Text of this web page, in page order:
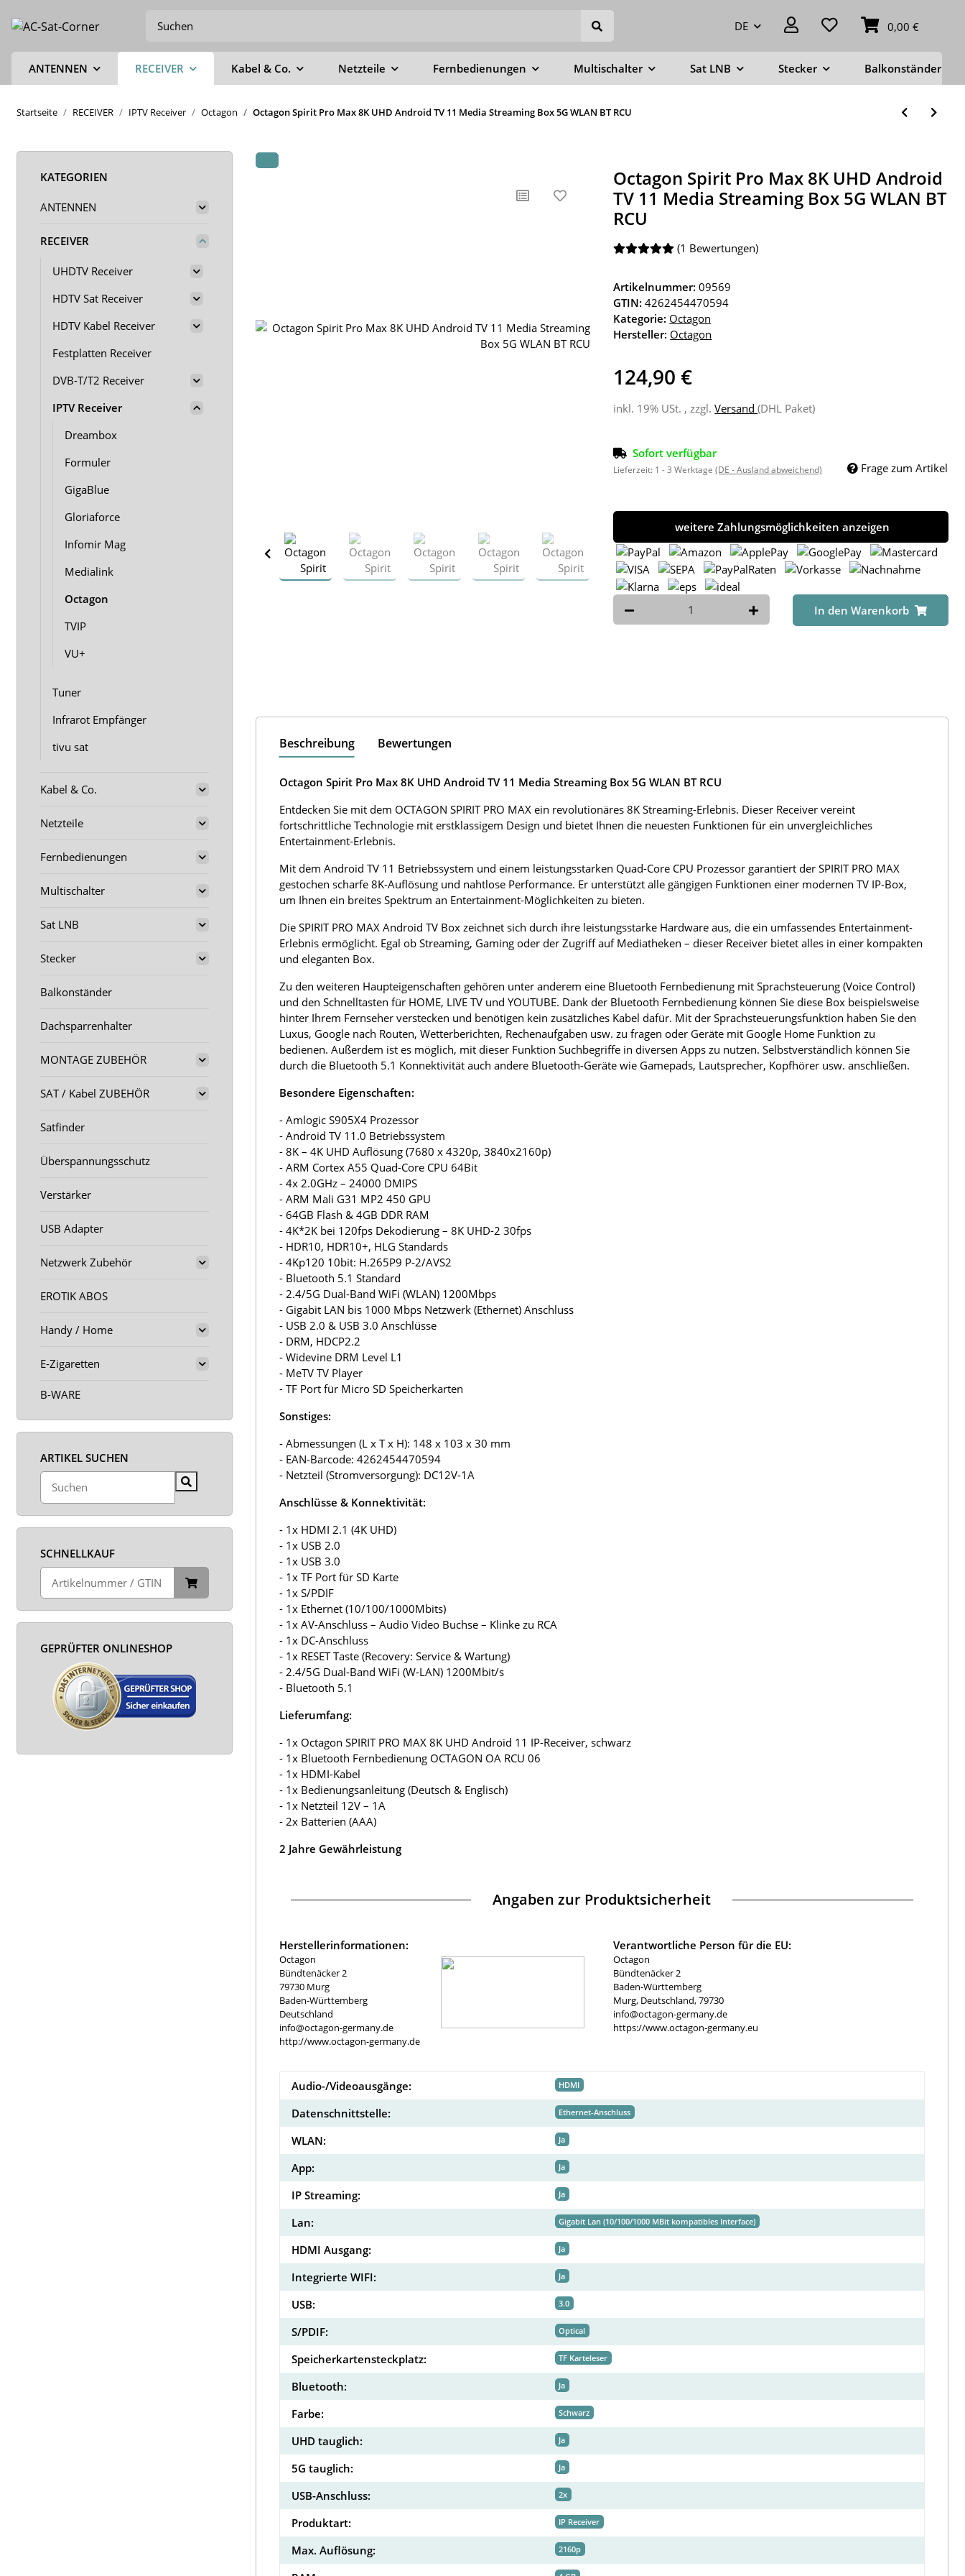
DE 0,00 €
ANTENNEN RECEIVER Kabel & Co. Netzteile Fernbedienungen Multischalter Sat LNB Stecker Balkonständer
Startseite RECEIVER IPTV Receiver Octagon Octagon Spirit Pro Max 8K UHD Android TV 11 Media Streaming Box 5G WLAN BT RCU
Octagon Spirit Pro Max 8K UHD Android
TV 11 Media Streaming Box 5G WLAN BT
RCU
(1 Bewertungen)
Artikelnummer:09569
GTIN: 4262454470594
Kategorie: Octagon
Hersteller: Octagon
124,90 €
inkl. 19% USt. , zzgl.Versand(DHL Paket)
Sofort verfügbar
Lieferzeit: 1 - 3 Werktage(DE - Ausland abweichend) Frage zum Artikel
weitere Zahlungsmöglichkeiten anzeigen
In den Warenkorb
Beschreibung Bewertungen
Octagon Spirit Pro Max 8K UHD Android TV 11 Media Streaming Box 5G WLAN BT RCU
Entdecken Sie mit dem OCTAGON SPIRIT PRO MAX ein revolutionäres 8K Streaming-Erlebnis. Dieser Receiver vereint
fortschrittliche Technologie mit erstklassigem Design und bietet Ihnen die neuesten Funktionen für ein unvergleichliches
Entertainment-Erlebnis.
Mit dem Android TV 11 Betriebssystem und einem leistungsstarken Quad-Core CPU Prozessor garantiert der SPIRIT PRO MAX
gestochen scharfe 8K-Auflösung und nahtlose Performance. Er unterstützt alle gängigen Funktionen einer modernen TV IP-Box,
um Ihnen ein breites Spektrum an Entertainment-Möglichkeiten zu bieten.
Die SPIRIT PRO MAX Android TV Box zeichnet sich durch ihre leistungsstarke Hardware aus, die ein umfassendes Entertainment-
Erlebnis ermöglicht. Egal ob Streaming, Gaming oder der Zugriff auf Mediatheken – dieser Receiver bietet alles in einer kompakten
und eleganten Box.
Zu den weiteren Haupteigenschaften gehören unter anderem eine Bluetooth Fernbedienung mit Sprachsteuerung (Voice Control)
und den Schnelltasten für HOME, LIVE TV und YOUTUBE. Dank der Bluetooth Fernbedienung können Sie diese Box beispielsweise
hinter Ihrem Fernseher verstecken und benötigen kein zusätzliches Kabel dafür. Mit der Sprachsteuerungsfunktion haben Sie den
Luxus, Google nach Routen, Wetterberichten, Rechenaufgaben usw. zu fragen oder Geräte mit Google Home Funktion zu
bedienen. Außerdem ist es möglich, mit dieser Funktion Suchbegriffe in diversen Apps zu nutzen. Selbstverständlich können Sie
durch die Bluetooth 5.1 Konnektivität auch andere Bluetooth-Geräte wie Gamepads, Lautsprecher, Kopfhörer usw. anschließen.
Besondere Eigenschaften:
- Amlogic S905X4 Prozessor
- Android TV 11.0 Betriebssystem
- 8K – 4K UHD Auflösung (7680 x 4320p, 3840x2160p)
- ARM Cortex A55 Quad-Core CPU 64Bit
- 4x 2.0GHz – 24000 DMIPS
- ARM Mali G31 MP2 450 GPU
- 64GB Flash & 4GB DDR RAM
- 4K*2K bei 120fps Dekodierung – 8K UHD-2 30fps
- HDR10, HDR10+, HLG Standards
- 4Kp120 10bit: H.265P9 P-2/AVS2
- Bluetooth 5.1 Standard
- 2.4/5G Dual-Band WiFi (WLAN) 1200Mbps
- Gigabit LAN bis 1000 Mbps Netzwerk (Ethernet) Anschluss
- USB 2.0 & USB 3.0 Anschlüsse
- DRM, HDCP2.2
- Widevine DRM Level L1
- MeTV TV Player
- TF Port für Micro SD Speicherkarten
Sonstiges:
- Abmessungen (L x T x H): 148 x 103 x 30 mm
- EAN-Barcode: 4262454470594
- Netzteil (Stromversorgung): DC12V-1A
Anschlüsse & Konnektivität:
- 1x HDMI 2.1 (4K UHD)
- 1x USB 2.0
- 1x USB 3.0
- 1x TF Port für SD Karte
- 1x S/PDIF
- 1x Ethernet (10/100/1000Mbits)
- 1x AV-Anschluss – Audio Video Buchse – Klinke zu RCA
- 1x DC-Anschluss
- 1x RESET Taste (Recovery: Service & Wartung)
- 2.4/5G Dual-Band WiFi (W-LAN) 1200Mbit/s
- Bluetooth 5.1
Lieferumfang:
- 1x Octagon SPIRIT PRO MAX 8K UHD Android 11 IP-Receiver, schwarz
- 1x Bluetooth Fernbedienung OCTAGON OA RCU 06
- 1x HDMI-Kabel
- 1x Bedienungsanleitung (Deutsch & Englisch)
- 1x Netzteil 12V – 1A
- 2x Batterien (AAA)
2 Jahre Gewährleistung
Angaben zur Produktsicherheit
Herstellerinformationen:
Octagon
Bündtenäcker 2
79730 Murg
Baden-Württemberg
Deutschland
info@octagon-germany.de
http://www.octagon-germany.de
Verantwortliche Person für die EU:
Octagon
Bündtenäcker 2
Baden-Württemberg
Murg, Deutschland, 79730
info@octagon-germany.de
https://www.octagon-germany.eu
Audio-/Videoausgänge: HDMI
Datenschnittstelle: Ethernet-Anschluss
WLAN: Ja
App: Ja
IP Streaming: Ja
Lan: Gigabit Lan (10/100/1000 MBit kompatibles Interface)
HDMI Ausgang: Ja
Integrierte WIFI: Ja
USB: 3.0
S/PDIF: Optical
Speicherkartensteckplatz: TF Karteleser
Bluetooth: Ja
Farbe: Schwarz
UHD tauglich: Ja
5G tauglich: Ja
USB-Anschluss: 2x
Produktart: IP Receiver
Max. Auflösung: 2160p
KATEGORIEN
ANTENNEN
RECEIVER
UHDTV Receiver
HDTV Sat Receiver
HDTV Kabel Receiver
Festplatten Receiver
DVB-T/T2 Receiver
IPTV Receiver
Dreambox
Formuler
GigaBlue
Gloriaforce
Infomir Mag
Medialink
Octagon
TVIP
VU+
Tuner
Infrarot Empfänger
tivu sat
Kabel & Co.
Netzteile
Fernbedienungen
Multischalter
Sat LNB
Stecker
Balkonständer
Dachsparrenhalter
MONTAGE ZUBEHÖR
SAT / Kabel ZUBEHÖR
Satfinder
Überspannungsschutz
Verstärker
USB Adapter
Netzwerk Zubehör
EROTIK ABOS
Handy / Home
E-Zigaretten
B-WARE
ARTIKEL SUCHEN
SCHNELLKAUF
GEPRÜFTER ONLINESHOP